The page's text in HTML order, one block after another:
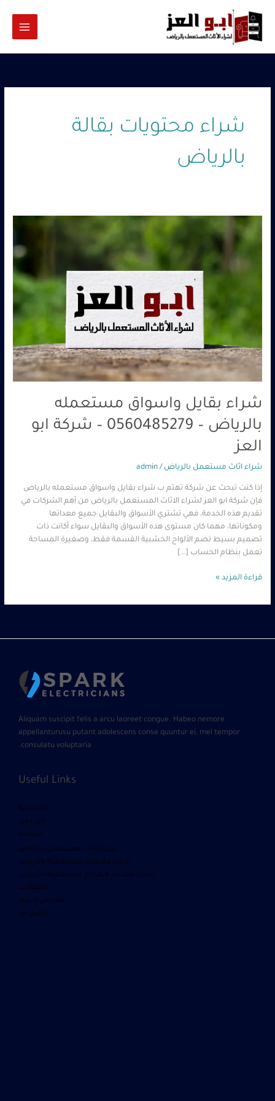
المحتوى
شراء محتويات بقالة
بالرياض
شراء بقايل واسواق مستعمله
بالرياض – 0560485279 – شركة ابو
العز
شراء اثاث مستعمل بالرياض /
admin
إذا كنت تبحث عن شركة تهتم ب شراء بقايل واسواق مستعمله بالرياض
فإن شركة ابو العز لشراء الاثاث المستعمل بالرياض من أهم الشركات في
تقديم هذه الخدمة، فهي تشتري الأسواق والبقايل جميع معداتها
ومكوناتها، مهما كان مستوى هذه الأسواق والبقايل سواء أكانت ذات
تصميم بسيط تضم الألواح الخشبية القسمة فقط، وصغيرة المساحة
تعمل بنظام الحساب […]
مستعمله
بالرياض
ابو
العز
قراءة المزيد »
Aliquam suscipit felis a arcu laoreet congue. Habeo nemore
appellanturusu putant adolescens conse quuntur ei, mel tempor
consulatu voluptaria.
Useful Links
الرئيسية
من نحن
خدماتنا
شراء أثاث مستعمل بالرياض
شراء مكيفات مستعمله بالرياض
شراء معدات مطاعم مستعملة بالرياض
المقالات
معرض الصور
اتصل بنا